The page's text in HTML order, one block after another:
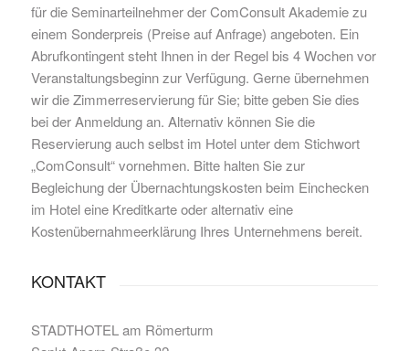
für die Seminarteilnehmer der ComConsult Akademie zu
einem Sonderpreis (Preise auf Anfrage) angeboten. Ein
Abrufkontingent steht Ihnen in der Regel bis 4 Wochen vor
Veranstaltungsbeginn zur Verfügung. Gerne übernehmen
wir die Zimmerreservierung für Sie; bitte geben Sie dies
bei der Anmeldung an. Alternativ können Sie die
Reservierung auch selbst im Hotel unter dem Stichwort
„ComConsult“ vornehmen. Bitte halten Sie zur
Begleichung der Übernachtungskosten beim Einchecken
im Hotel eine Kreditkarte oder alternativ eine
Kostenübernahmeerklärung Ihres Unternehmens bereit.
KONTAKT
STADTHOTEL am Römerturm